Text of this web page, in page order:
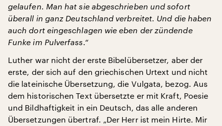
gelaufen. Man hat sie abgeschrieben und sofort
überall in ganz Deutschland verbreitet. Und die haben
auch dort eingeschlagen wie eben der zündende
Funke im Pulverfass.“
Luther war nicht der erste Bibelübersetzer, aber der
erste, der sich auf den griechischen Urtext und nicht
die lateinische Übersetzung, die Vulgata, bezog. Aus
dem historischen Text übersetzte er mit Kraft, Poesie
und Bildhaftigkeit in ein Deutsch, das alle anderen
Übersetzungen übertraf. „Der Herr ist mein Hirte. Mir